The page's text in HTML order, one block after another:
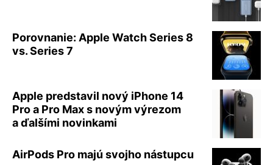
Porovnanie: Apple Watch Series 8
vs. Series 7
Apple predstavil nový iPhone 14
Pro a Pro Max s novým výrezom
a ďalšími novinkami
AirPods Pro majú svojho nástupcu